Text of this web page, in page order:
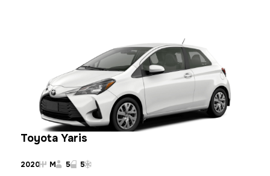
Toyota Yaris
2020 M 5 5